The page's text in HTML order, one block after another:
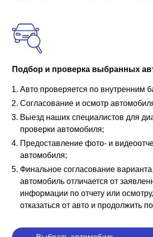
Подбор и проверка выбранных
Авто проверяется по внутренним
Согласование и осмотр
Выезд наших специалистов для
проверки автомобиля;
Предоставление фото- и
автомобиля;
Финальное согласование
автомобиль отличается от
информации по отчету или
отказаться от авто и продолжить